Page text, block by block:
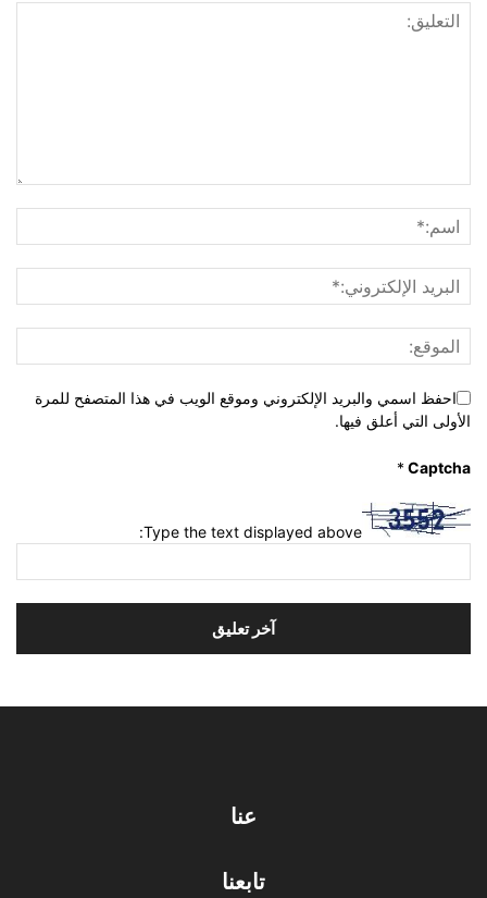
احفظ اسمي والبريد الإلكتروني وموقع الويب في هذا المتصفح للمرة
الأولى التي أعلق فيها.
Captcha
*
Type the text displayed above:
عنا
تابعنا